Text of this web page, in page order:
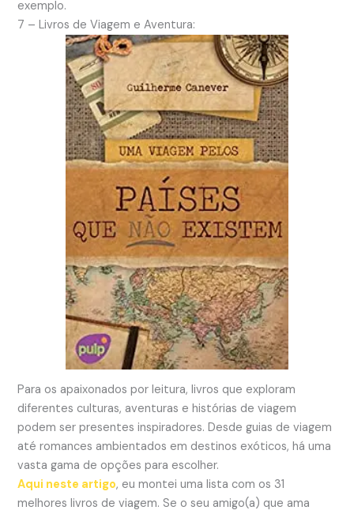
exemplo.
7 – Livros de Viagem e Aventura:
Para os apaixonados por leitura, livros que exploram
diferentes culturas, aventuras e histórias de viagem
podem ser presentes inspiradores. Desde guias de viagem
até romances ambientados em destinos exóticos, há uma
vasta gama de opções para escolher.
Aqui neste artigo, eu montei uma lista com os 31
melhores livros de viagem. Se o seu amigo(a) que ama